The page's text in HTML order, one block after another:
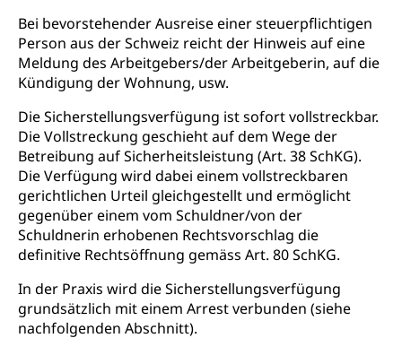
Bei bevorstehender Ausreise einer steuerpflichtigen
Person aus der Schweiz reicht der Hinweis auf eine
Meldung des Arbeitgebers/der Arbeitgeberin, auf die
Kündigung der Wohnung, usw.
Die Sicherstellungsverfügung ist sofort vollstreckbar.
Die Vollstreckung geschieht auf dem Wege der
Betreibung auf Sicherheitsleistung (Art. 38 SchKG).
Die Verfügung wird dabei einem vollstreckbaren
gerichtlichen Urteil gleichgestellt und ermöglicht
gegenüber einem vom Schuldner/von der
Schuldnerin erhobenen Rechtsvorschlag die
definitive Rechtsöffnung gemäss Art. 80 SchKG.
In der Praxis wird die Sicherstellungsverfügung
grundsätzlich mit einem Arrest verbunden (siehe
nachfolgenden Abschnitt).